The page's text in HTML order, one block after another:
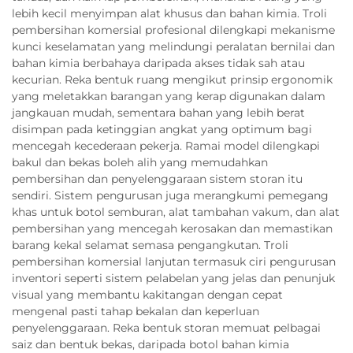
lebih kecil menyimpan alat khusus dan bahan kimia. Troli
pembersihan komersial profesional dilengkapi mekanisme
kunci keselamatan yang melindungi peralatan bernilai dan
bahan kimia berbahaya daripada akses tidak sah atau
kecurian. Reka bentuk ruang mengikut prinsip ergonomik
yang meletakkan barangan yang kerap digunakan dalam
jangkauan mudah, sementara bahan yang lebih berat
disimpan pada ketinggian angkat yang optimum bagi
mencegah kecederaan pekerja. Ramai model dilengkapi
bakul dan bekas boleh alih yang memudahkan
pembersihan dan penyelenggaraan sistem storan itu
sendiri. Sistem pengurusan juga merangkumi pemegang
khas untuk botol semburan, alat tambahan vakum, dan alat
pembersihan yang mencegah kerosakan dan memastikan
barang kekal selamat semasa pengangkutan. Troli
pembersihan komersial lanjutan termasuk ciri pengurusan
inventori seperti sistem pelabelan yang jelas dan penunjuk
visual yang membantu kakitangan dengan cepat
mengenal pasti tahap bekalan dan keperluan
penyelenggaraan. Reka bentuk storan memuat pelbagai
saiz dan bentuk bekas, daripada botol bahan kimia